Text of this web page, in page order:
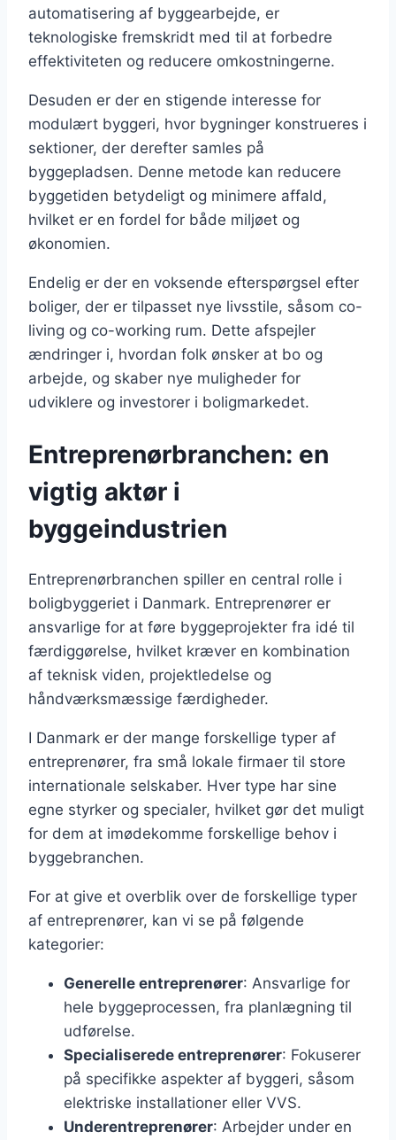
automatisering af byggearbejde, er
teknologiske fremskridt med til at forbedre
effektiviteten og reducere omkostningerne.
Desuden er der en stigende interesse for
modulært byggeri, hvor bygninger konstrueres i
sektioner, der derefter samles på
byggepladsen. Denne metode kan reducere
byggetiden betydeligt og minimere affald,
hvilket er en fordel for både miljøet og
økonomien.
Endelig er der en voksende efterspørgsel efter
boliger, der er tilpasset nye livsstile, såsom co-
living og co-working rum. Dette afspejler
ændringer i, hvordan folk ønsker at bo og
arbejde, og skaber nye muligheder for
udviklere og investorer i boligmarkedet.
Entreprenørbranchen: en
vigtig aktør i
byggeindustrien
Entreprenørbranchen spiller en central rolle i
boligbyggeriet i Danmark. Entreprenører er
ansvarlige for at føre byggeprojekter fra idé til
færdiggørelse, hvilket kræver en kombination
af teknisk viden, projektledelse og
håndværksmæssige færdigheder.
I Danmark er der mange forskellige typer af
entreprenører, fra små lokale firmaer til store
internationale selskaber. Hver type har sine
egne styrker og specialer, hvilket gør det muligt
for dem at imødekomme forskellige behov i
byggebranchen.
For at give et overblik over de forskellige typer
af entreprenører, kan vi se på følgende
kategorier:
Generelle entreprenører: Ansvarlige for
hele byggeprocessen, fra planlægning til
udførelse.
Specialiserede entreprenører: Fokuserer
på specifikke aspekter af byggeri, såsom
elektriske installationer eller VVS.
Underentreprenører: Arbejder under en